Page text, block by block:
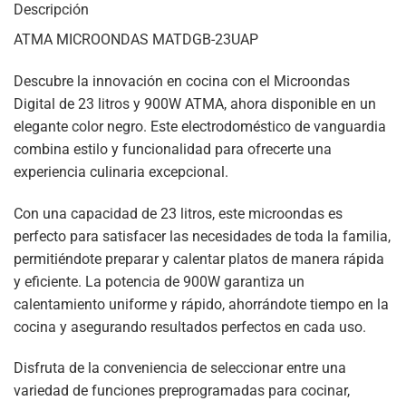
Descripción
ATMA MICROONDAS MATDGB-23UAP
Descubre la innovación en cocina con el Microondas
Digital de 23 litros y 900W ATMA, ahora disponible en un
elegante color negro. Este electrodoméstico de vanguardia
combina estilo y funcionalidad para ofrecerte una
experiencia culinaria excepcional.
Con una capacidad de 23 litros, este microondas es
perfecto para satisfacer las necesidades de toda la familia,
permitiéndote preparar y calentar platos de manera rápida
y eficiente. La potencia de 900W garantiza un
calentamiento uniforme y rápido, ahorrándote tiempo en la
cocina y asegurando resultados perfectos en cada uso.
Disfruta de la conveniencia de seleccionar entre una
variedad de funciones preprogramadas para cocinar,